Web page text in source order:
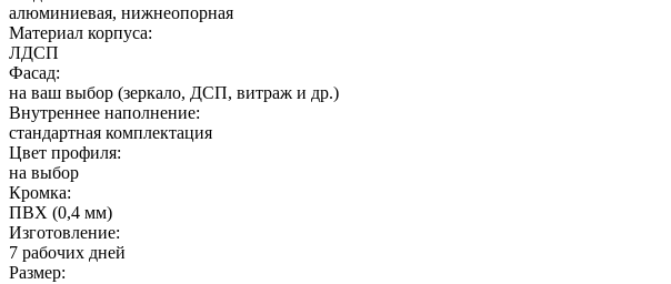
алюминиевая, нижнеопорная
Материал корпуса:
ЛДСП
Фасад:
на ваш выбор (зеркало, ДСП, витраж и др.)
Внутреннее наполнение:
стандартная комплектация
Цвет профиля:
на выбор
Кромка:
ПВХ (0,4 мм)
Изготовление:
7 рабочих дней
Размер: